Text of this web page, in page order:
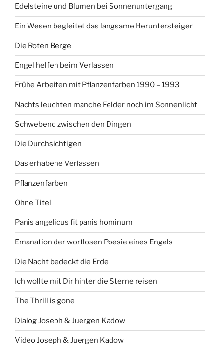
Edelsteine und Blumen bei Sonnenuntergang
Ein Wesen begleitet das langsame Heruntersteigen
Die Roten Berge
Engel helfen beim Verlassen
Frühe Arbeiten mit Pflanzenfarben 1990 – 1993
Nachts leuchten manche Felder noch im Sonnenlicht
Schwebend zwischen den Dingen
Die Durchsichtigen
Das erhabene Verlassen
Pflanzenfarben
Ohne Titel
Panis angelicus fit panis hominum
Emanation der wortlosen Poesie eines Engels
Die Nacht bedeckt die Erde
Ich wollte mit Dir hinter die Sterne reisen
The Thrill is gone
Dialog Joseph & Juergen Kadow
Video Joseph & Juergen Kadow